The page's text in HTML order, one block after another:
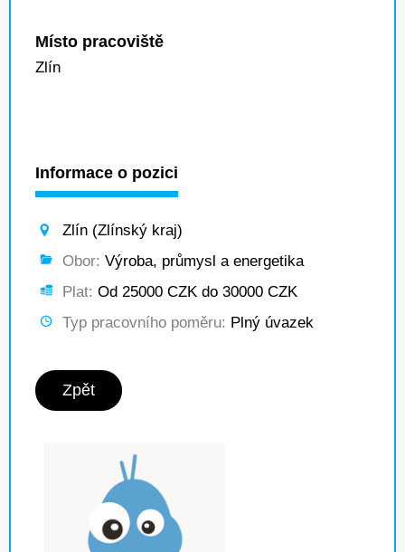
Místo pracoviště
Zlín
Informace o pozici
Zlín (Zlínský kraj)
Obor: Výroba, průmysl a energetika
Plat: Od 25000 CZK do 30000 CZK
Typ pracovního poměru: Plný úvazek
Zpět